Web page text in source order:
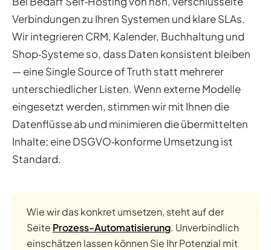
Verbindungen zu Ihren Systemen und klare SLAs.
Wir integrieren CRM, Kalender, Buchhaltung und
Shop‑Systeme so, dass Daten konsistent bleiben
— eine Single Source of Truth statt mehrerer
unterschiedlicher Listen. Wenn externe Modelle
eingesetzt werden, stimmen wir mit Ihnen die
Datenflüsse ab und minimieren die übermittelten
Inhalte; eine DSGVO‑konforme Umsetzung ist
Standard.
Wie wir das konkret umsetzen, steht auf der
Seite Prozess-Automatisierung. Unverbindlich
einschätzen lassen können Sie Ihr Potenzial mit